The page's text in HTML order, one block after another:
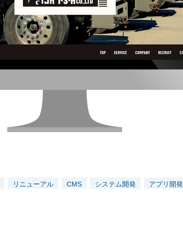
リニューアル CMS システム開発 アプリ開発